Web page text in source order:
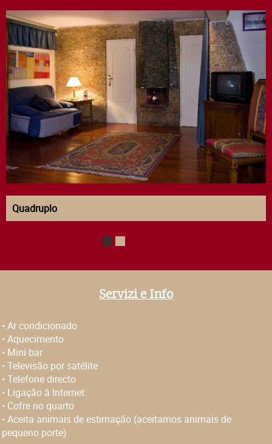
Quadruplo
Servizi e Info
•Ar condicionado
•Aquecimento
• Mini-bar
•Televisão por satélite
•Telefone directo
• Ligação à Internet
• Cofre no quarto
•Aceita animais de estimação (aceitamos animais de
pequeno porte)